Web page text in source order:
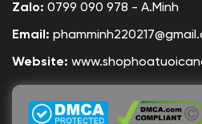
Zalo: 0799 090 978 - A.Minh
Email:
Website: